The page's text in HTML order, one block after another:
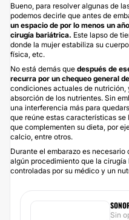
Bueno, para resolver algunas de
podemos decirle que antes de
un espacio de por lo menos un
cirugía bariátrica. Este lapso de
donde la mujer estabiliza su
física, etc.
No está demás que después de
recurra por un chequeo general
condiciones actuales de
absorción de los nutrientes. Sin
una interferencia más para
que reúne estas características
que complementen su dieta , por
calcio, entre otros.
Durante el embarazo es
algún procedimiento que la
controladas por su médico y un
Sin